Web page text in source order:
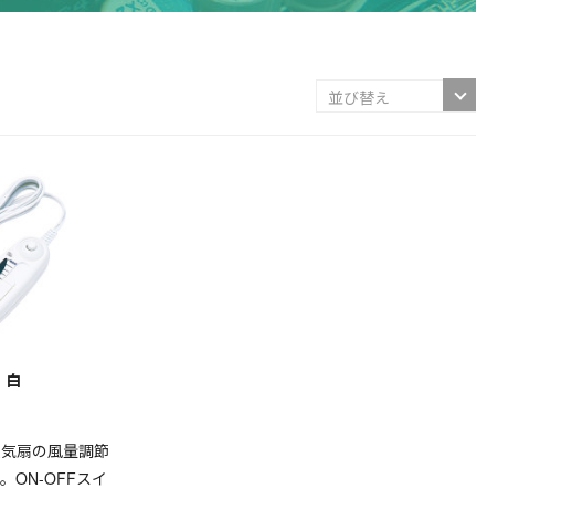
白
扇の風量調節
ON-OFFスイ